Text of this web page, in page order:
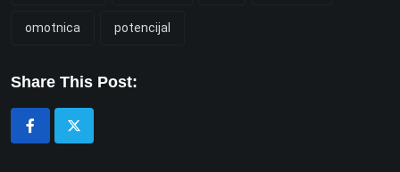
omotnica potencijal
Share This Post: